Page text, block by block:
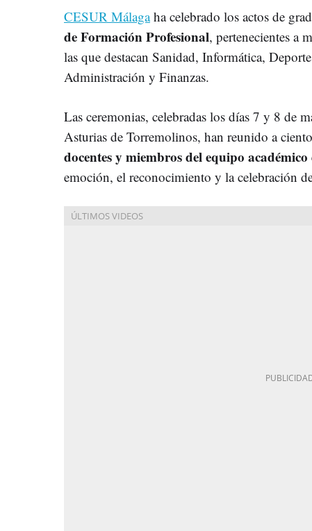
CESUR Málagaha celebrado los actos de
de Formación Profesional, pertenecientes a
las que destacan Sanidad, Informática,
Administración y Finanzas.
Las ceremonias, celebradas los días 7 y 8 de
Asturias de Torremolinos, han reunido a
docentes y miembros del equipo académico
emoción, el reconocimiento y la celebración